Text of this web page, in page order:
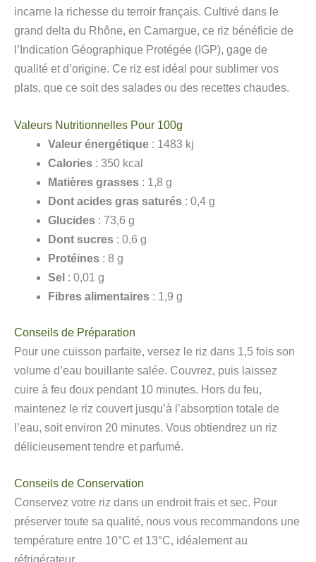
incarne la richesse du terroir français. Cultivé dans le
grand delta du Rhône, en Camargue, ce riz bénéficie de
l’Indication Géographique Protégée (IGP), gage de
qualité et d’origine. Ce riz est idéal pour sublimer vos
plats, que ce soit des salades ou des recettes chaudes.
Valeurs Nutritionnelles Pour 100g
Valeur énergétique : 1483 kj
Calories : 350 kcal
Matières grasses : 1,8 g
Dont acides gras saturés : 0,4 g
Glucides : 73,6 g
Dont sucres : 0,6 g
Protéines : 8 g
Sel : 0,01 g
Fibres alimentaires : 1,9 g
Conseils de Préparation
Pour une cuisson parfaite, versez le riz dans 1,5 fois son
volume d’eau bouillante salée. Couvrez, puis laissez
cuire à feu doux pendant 10 minutes. Hors du feu,
maintenez le riz couvert jusqu’à l’absorption totale de
l’eau, soit environ 20 minutes. Vous obtiendrez un riz
délicieusement tendre et parfumé.
Conseils de Conservation
Conservez votre riz dans un endroit frais et sec. Pour
préserver toute sa qualité, nous vous recommandons une
température entre 10°C et 13°C, idéalement au